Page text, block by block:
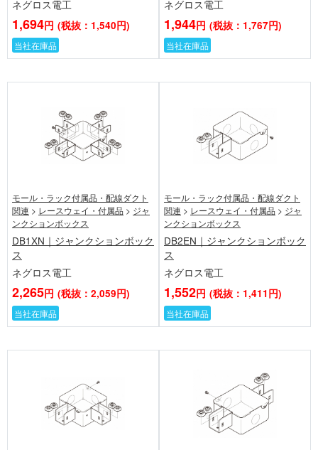
ネグロス電工
1,694円 (税抜：1,540円)
当社在庫品
ネグロス電工
1,944円 (税抜：1,767円)
当社在庫品
モール・ラック付属品・配線ダクト
関連 > レースウェイ・付属品 > ジャ
ンクションボックス
DB1XN｜ジャンクションボック
ス
ネグロス電工
2,265円 (税抜：2,059円)
当社在庫品
モール・ラック付属品・配線ダクト
関連 > レースウェイ・付属品 > ジャ
ンクションボックス
DB2EN｜ジャンクションボック
ス
ネグロス電工
1,552円 (税抜：1,411円)
当社在庫品